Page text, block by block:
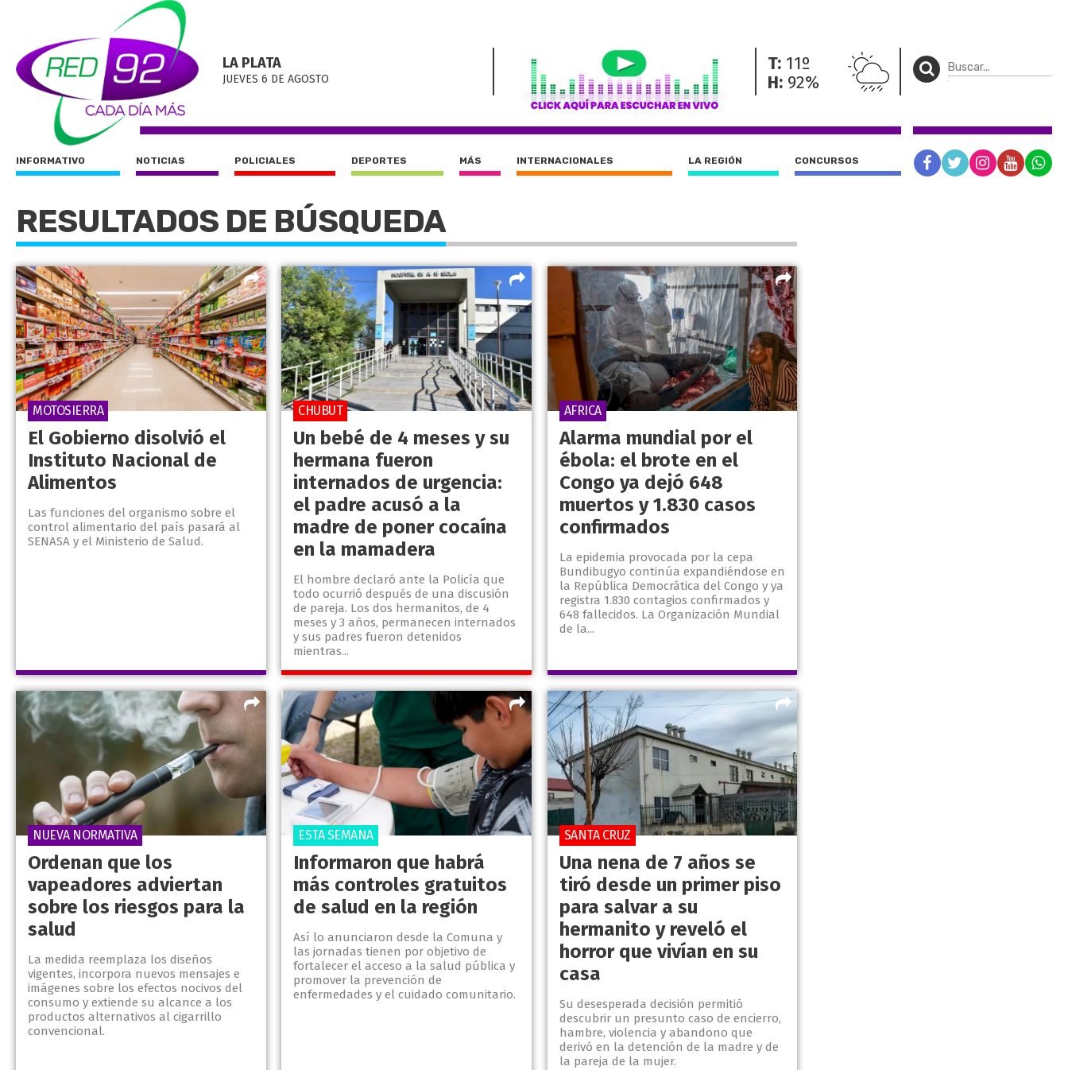
LA PLATA
JUEVES 6 DE AGOSTO
T: 11º
H: 92%
INFORMATIVO NOTICIAS POLICIALES DEPORTES MÁS INTERNACIONALES LA REGIÓN CONCURSOS
RESULTADOS DE BÚSQUEDA
El Gobierno disolvió el
Instituto Nacional de
Alimentos
Las funciones del organismo sobre el
control alimentario del país pasará al
SENASA y el Ministerio de Salud.
MOTOSIERRA
Un bebé de 4 meses y su
hermana fueron
internados de urgencia:
el padre acusó a la
madre de poner cocaína
en la mamadera
El hombre declaró ante la Policía que
todo ocurrió después de una discusión
de pareja. Los dos hermanitos, de 4
meses y 3 años, permanecen internados
y sus padres fueron detenidos
mientras...
CHUBUT
Alarma mundial por el
ébola: el brote en el
Congo ya dejó 648
muertos y 1.830 casos
confirmados
La epidemia provocada por la cepa
Bundibugyo continúa expandiéndose en
la República Democrática del Congo y ya
registra 1.830 contagios confirmados y
648 fallecidos. La Organización Mundial
de la...
AFRICA
Ordenan que los
vapeadores adviertan
sobre los riesgos para la
salud
La medida reemplaza los diseños
vigentes, incorpora nuevos mensajes e
imágenes sobre los efectos nocivos del
consumo y extiende su alcance a los
productos alternativos al cigarrillo
convencional.
NUEVA NORMATIVA
Informaron que habrá
más controles gratuitos
de salud en la región
Así lo anunciaron desde la Comuna y
las jornadas tienen por objetivo de
fortalecer el acceso a la salud pública y
promover la prevención de
enfermedades y el cuidado comunitario.
ESTA SEMANA
Una nena de 7 años se
tiró desde un primer piso
para salvar a su
hermanito y reveló el
horror que vivían en su
casa
Su desesperada decisión permitió
descubrir un presunto caso de encierro,
hambre, violencia y abandono que
derivó en la detención de la madre y de
la pareja de la mujer.
SANTA CRUZ